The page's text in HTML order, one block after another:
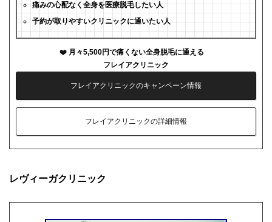
痛みの心配なく全身を医療脱毛したい人
予約が取りやすいクリニックに通いたい人
月々5,500円で痛くない全身脱毛に通える
フレイアクリニック
フレイアクリニックのキャンペーン情報
フレイアクリニックの詳細情報
レヴィーガクリニック